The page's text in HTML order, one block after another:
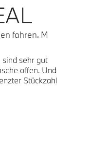
fahren. M
sehr gut
offen. Und
Stückzahl